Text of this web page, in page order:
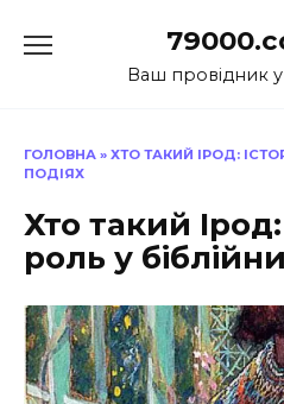
до
Ваш провідник у
ГОЛОВНА » ХТО ТАКИЙ ІРОД:
ПОДІЯХ
Хто такий Ірод:
роль у